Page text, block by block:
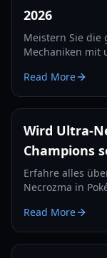
2026
Meistern Sie die
Mechaniken mit
Ranglisten-
Read More
Wird Ultra-
Champions
Erfahre alles
Necrozma in
Nutzbarkeit im
Read More